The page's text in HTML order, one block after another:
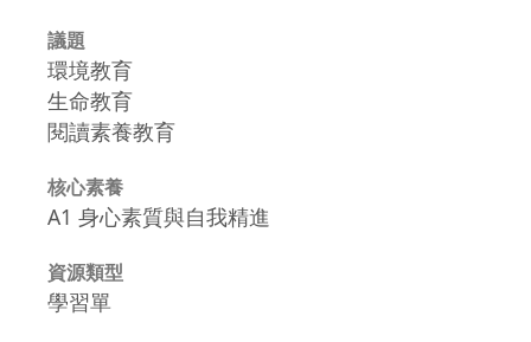
議題
環境教育
生命教育
閱讀素養教育
核心素養
A1 身心素質與自我精進
資源類型
學習單